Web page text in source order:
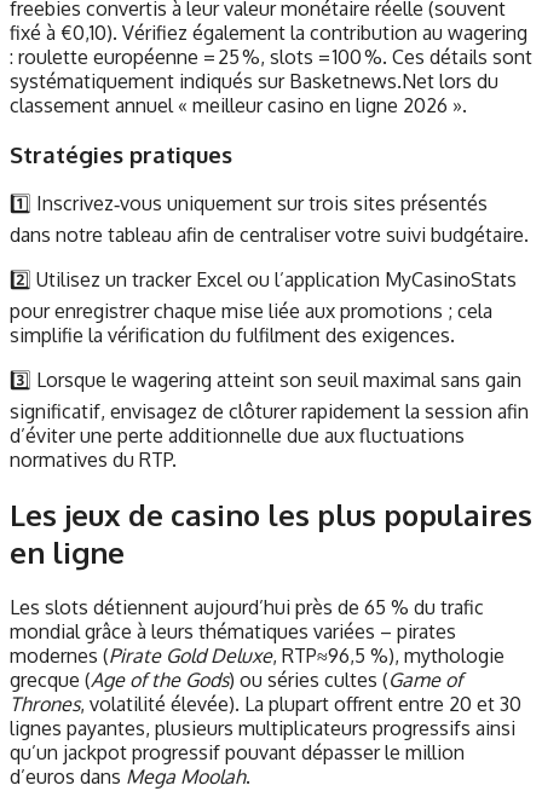
freebies convertis à leur valeur monétaire réelle (souvent
fixé à €0,10). Vérifiez également la contribution au wagering
: roulette européenne = 25 %, slots = 100 %. Ces détails sont
systématiquement indiqués sur Basketnews.Net lors du
classement annuel « meilleur casino en ligne 2026 ».
Stratégies pratiques
1️⃣ Inscrivez‑vous uniquement sur trois sites présentés
dans notre tableau afin de centraliser votre suivi budgétaire.
2️⃣ Utilisez un tracker Excel ou l’application MyCasinoStats
pour enregistrer chaque mise liée aux promotions ; cela
simplifie la vérification du fulfilment des exigences.
3️⃣ Lorsque le wagering atteint son seuil maximal sans gain
significatif, envisagez de clôturer rapidement la session afin
d’éviter une perte additionnelle due aux fluctuations
normatives du RTP.
Les jeux de casino les plus populaires
en ligne
Les slots détiennent aujourd’hui près de 65 % du trafic
mondial grâce à leurs thématiques variées – pirates
modernes (Pirate Gold Deluxe, RTP≈96,5 %), mythologie
grecque (Age of the Gods) ou séries cultes (Game of
Thrones, volatilité élevée). La plupart offrent entre 20 et 30
lignes payantes, plusieurs multiplicateurs progressifs ainsi
qu’un jackpot progressif pouvant dépasser le million
d’euros dans Mega Moolah.